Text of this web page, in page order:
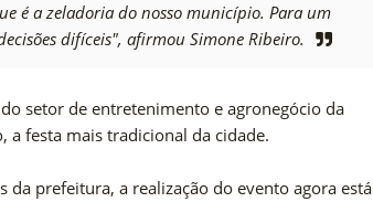
é a zeladoria do nosso município. Para um
difíceis", afirmou Simone Ribeiro.
setor de entretenimento e agronegócio da
a festa mais tradicional da cidade.
prefeitura, a realização do evento agora está